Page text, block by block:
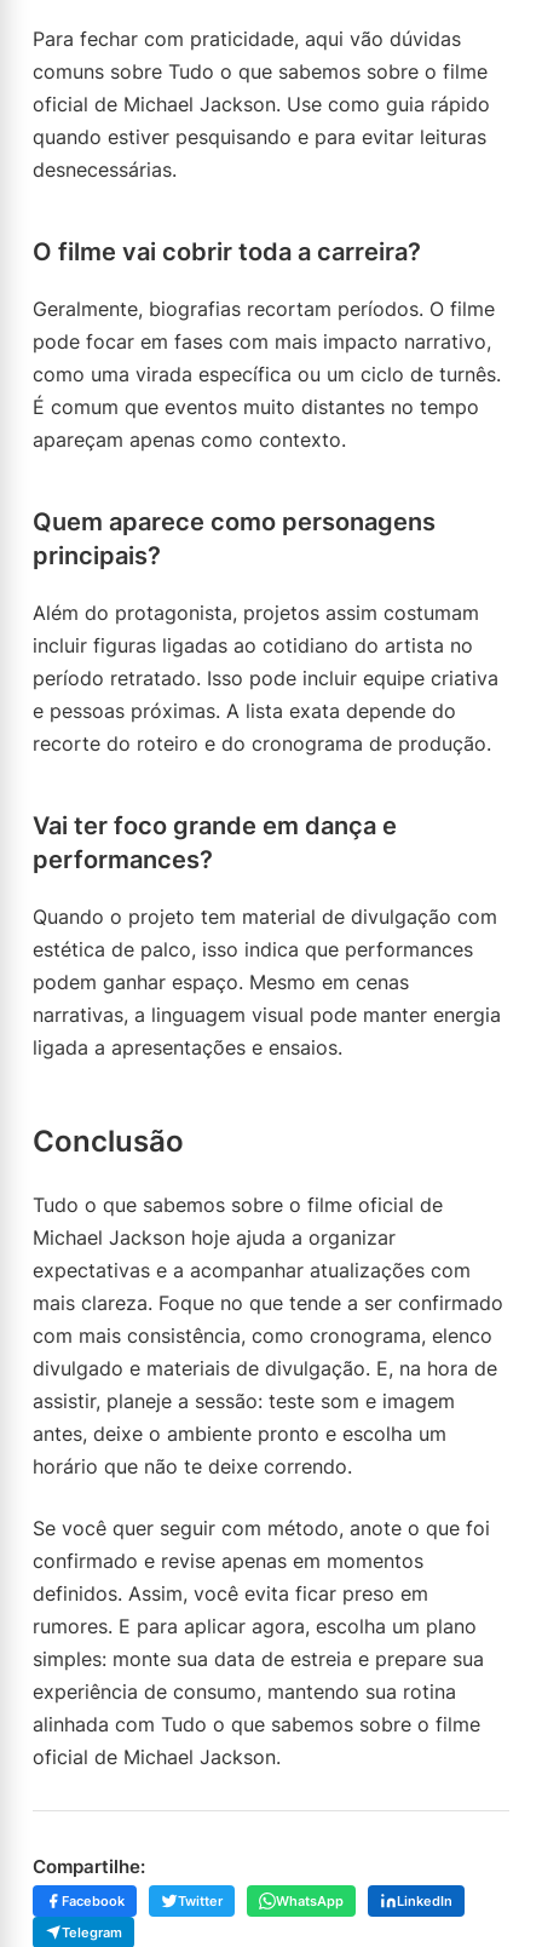
Para fechar com praticidade, aqui vão dúvidas
comuns sobre Tudo o que sabemos sobre o filme
oficial de Michael Jackson. Use como guia rápido
quando estiver pesquisando e para evitar leituras
desnecessárias.
O filme vai cobrir toda a carreira?
Geralmente, biografias recortam períodos. O filme
pode focar em fases com mais impacto narrativo,
como uma virada específica ou um ciclo de turnês.
É comum que eventos muito distantes no tempo
apareçam apenas como contexto.
Quem aparece como personagens
principais?
Além do protagonista, projetos assim costumam
incluir figuras ligadas ao cotidiano do artista no
período retratado. Isso pode incluir equipe criativa
e pessoas próximas. A lista exata depende do
recorte do roteiro e do cronograma de produção.
Vai ter foco grande em dança e
performances?
Quando o projeto tem material de divulgação com
estética de palco, isso indica que performances
podem ganhar espaço. Mesmo em cenas
narrativas, a linguagem visual pode manter energia
ligada a apresentações e ensaios.
Conclusão
Tudo o que sabemos sobre o filme oficial de
Michael Jackson hoje ajuda a organizar
expectativas e a acompanhar atualizações com
mais clareza. Foque no que tende a ser confirmado
com mais consistência, como cronograma, elenco
divulgado e materiais de divulgação. E, na hora de
assistir, planeje a sessão: teste som e imagem
antes, deixe o ambiente pronto e escolha um
horário que não te deixe correndo.
Se você quer seguir com método, anote o que foi
confirmado e revise apenas em momentos
definidos. Assim, você evita ficar preso em
rumores. E para aplicar agora, escolha um plano
simples: monte sua data de estreia e prepare sua
experiência de consumo, mantendo sua rotina
alinhada com Tudo o que sabemos sobre o filme
oficial de Michael Jackson.
Compartilhe:
Facebook Twitter WhatsApp
LinkedIn
Telegram